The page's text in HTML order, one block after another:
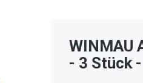
WINMAU
- 3 Stück